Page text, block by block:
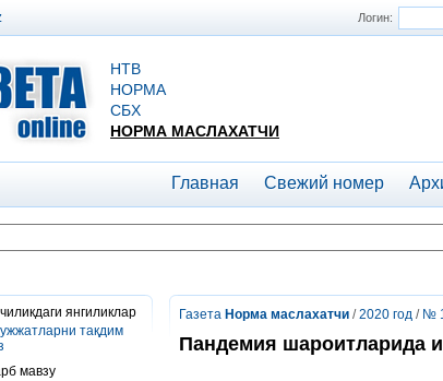
Логин:
НТВ
НОРМА
СБХ
НОРМА МАСЛАХАТЧИ
Главная Свежий номер
янгиликлар
тақдим
мавзу
Газета Норма маслахатчи /2020 год / №
Пандемия шароитларида